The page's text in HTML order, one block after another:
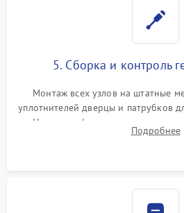
5. Сборка и контроль
Монтаж всех узлов на штатные
уплотнителей дверцы и патрубков
Надежная фиксация хомутов
сборка корпуса и установка
Подробнее